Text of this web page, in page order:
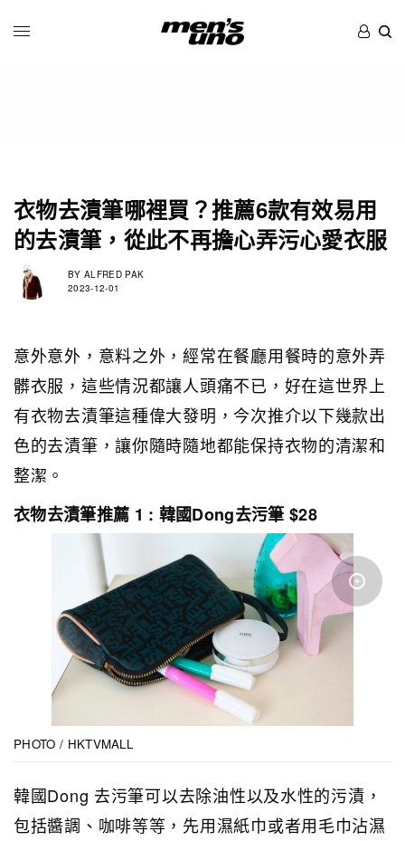
衣物去漬筆哪裡買？推薦6款有效易用
的去漬筆，從此不再擔心弄污心愛衣服
BY ALFRED PAK
2023-12-01
意外意外，意料之外，經常在餐廳用餐時的意外弄
髒衣服，這些情況都讓人頭痛不已，好在這世界上
有衣物去漬筆這種偉大發明，今次推介以下幾款出
色的去漬筆，讓你隨時隨地都能保持衣物的清潔和
整潔。
衣物去漬筆推薦 1 : 韓國Dong去污筆 $28
PHOTO / HKTVMALL
韓國Dong 去污筆可以去除油性以及水性的污漬，
包括醬調、咖啡等等，先用濕紙巾或者用毛巾沾濕